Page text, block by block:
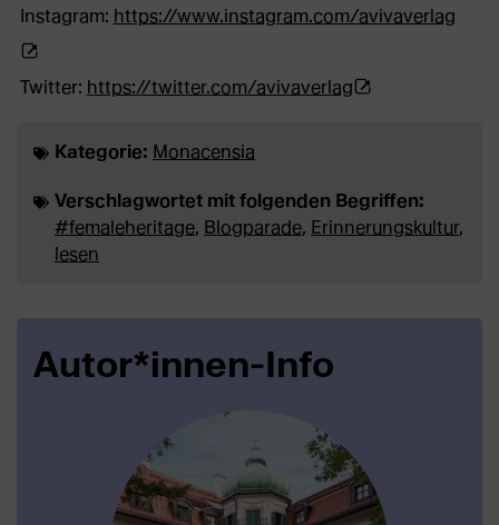
in
Tab)
Instagram: https://www.instagram.com/avivaverlag
Twitter: https://twitter.com/avivaverlag(Öffnet
in
neuem
Kategorie: Monacensia
Verschlagwortet mit folgenden Begriffen:
#femaleheritage, Blogparade, Erinnerungskultur,
lesen
Autor*innen-Info